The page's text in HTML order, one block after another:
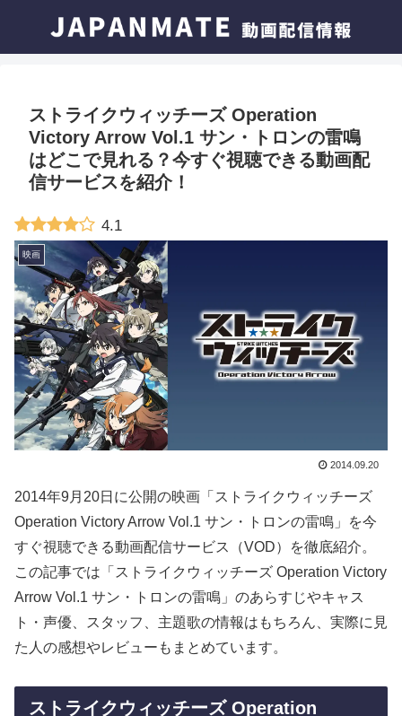
ストライクウィッチーズ Operation
Victory Arrow Vol.1 サン・トロンの雷鳴
はどこで見れる？今すぐ視聴できる動画配
信サービスを紹介！
4.1
映画
2014.09.20
2014年9月20日に公開の映画「ストライクウィッチーズ
Operation Victory Arrow Vol.1 サン・トロンの雷鳴」を今
すぐ視聴できる動画配信サービス（VOD）を徹底紹介。
この記事では「ストライクウィッチーズ Operation Victory
Arrow Vol.1 サン・トロンの雷鳴」のあらすじやキャス
ト・声優、スタッフ、主題歌の情報はもちろん、実際に見
た人の感想やレビューもまとめています。
ストライクウィッチーズ Operation